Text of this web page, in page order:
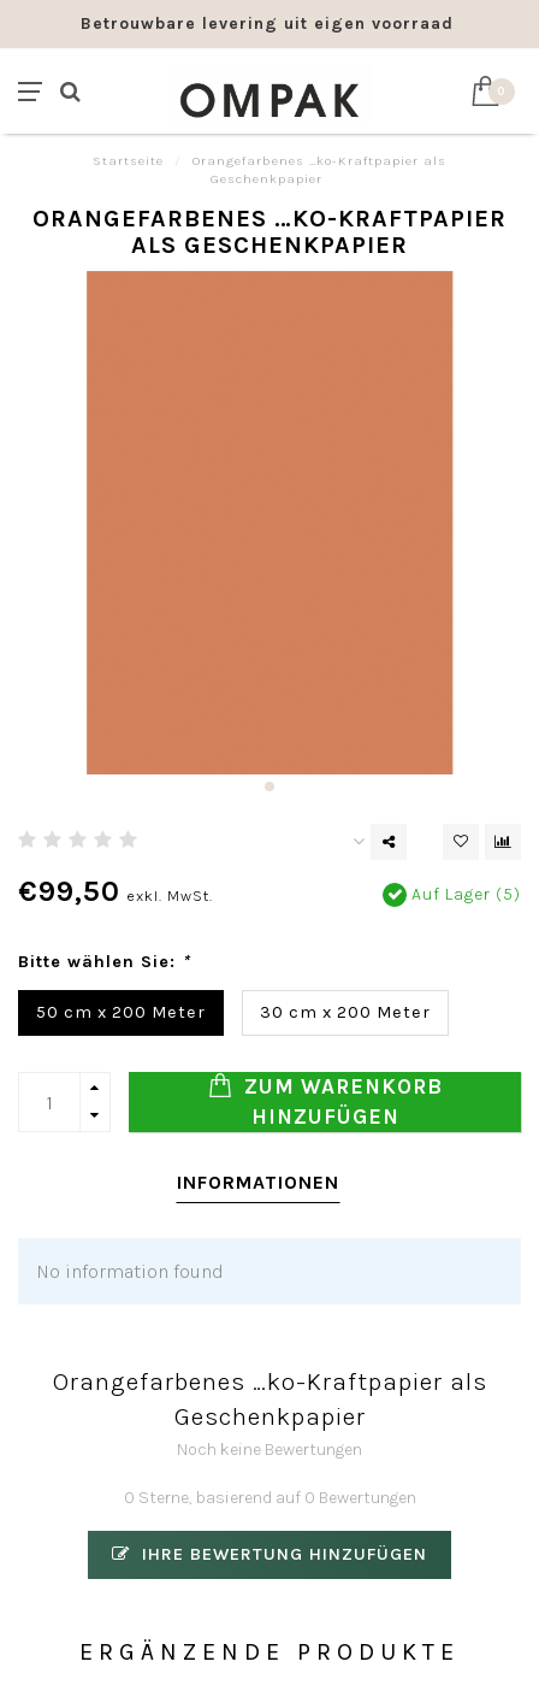
Betrouwbare levering uit eigen voorraad
0
Startseite
Orangefarbenes …ko-Kraftpapier als
Geschenkpapier
ORANGEFARBENES …KO-KRAFTPAPIER
ALS GESCHENKPAPIER
€99,50 exkl. MwSt. Auf Lager (5)
Bitte wählen Sie: *
50 cm x 200 Meter 30 cm x 200 Meter
ZUM WARENKORB
HINZUFÜGEN
INFORMATIONEN
No information found
Orangefarbenes …ko-Kraftpapier als
Geschenkpapier
Noch keine Bewertungen
0 Sterne, basierend auf 0 Bewertungen
IHRE BEWERTUNG HINZUFÜGEN
ERGÄNZENDE PRODUKTE